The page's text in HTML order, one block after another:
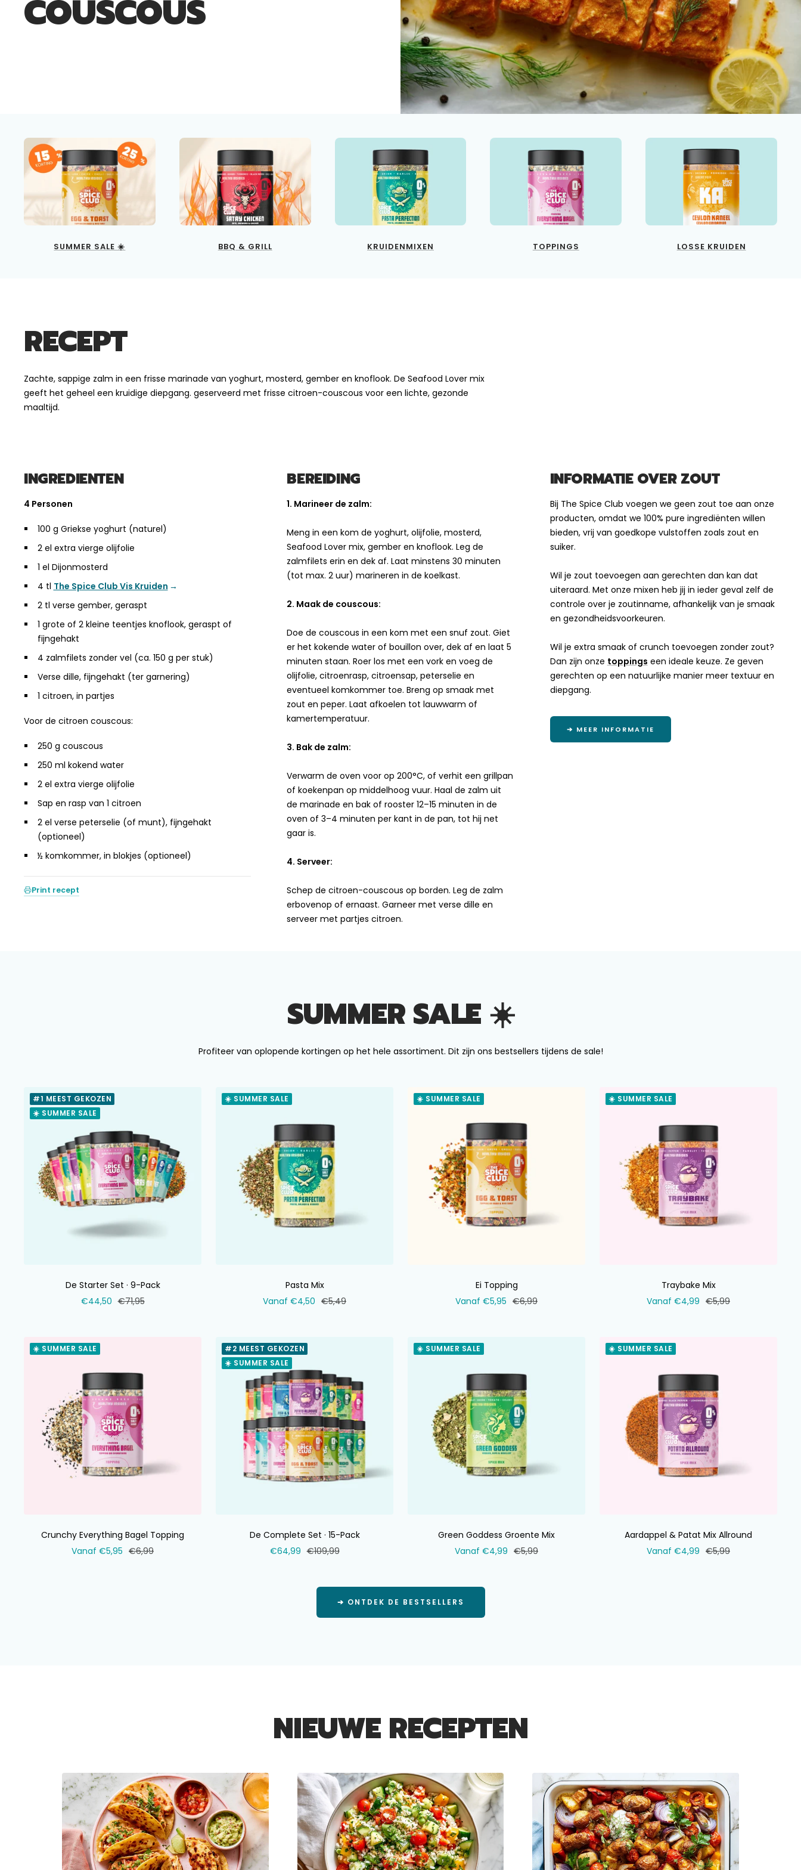
COUSCOUS
SUMMER SALE ☀️ BBQ & GRILL KRUIDENMIXEN TOPPINGS LOSSE KRUIDEN
RECEPT
Zachte, sappige zalm in een frisse marinade van yoghurt, mosterd, gember en knoflook. De Seafood Lover mix
geeft het geheel een kruidige diepgang. geserveerd met frisse citroen-couscous voor een lichte, gezonde
maaltijd.
INGREDIENTEN
4 Personen
100 g Griekse yoghurt (naturel)
2 el extra vierge olijfolie
1 el Dijonmosterd
4 tl The Spice Club Vis Kruiden
2 tl verse gember, geraspt
1 grote of 2 kleine teentjes knoflook, geraspt of
fijngehakt
4 zalmfilets zonder vel (ca. 150 g per stuk)
Verse dille, fijngehakt (ter garnering)
1 citroen, in partjes
Voor de citroen couscous:
250 g couscous
250 ml kokend water
2 el extra vierge olijfolie
Sap en rasp van 1 citroen
2 el verse peterselie (of munt), fijngehakt
(optioneel)
½ komkommer, in blokjes (optioneel)
Print recept
BEREIDING
1. Marineer de zalm:
Meng in een kom de yoghurt, olijfolie, mosterd,
Seafood Lover mix, gember en knoflook. Leg de
zalmfilets erin en dek af. Laat minstens 30 minuten
(tot max. 2 uur) marineren in de koelkast.
2. Maak de couscous:
Doe de couscous in een kom met een snuf zout. Giet
er het kokende water of bouillon over, dek af en laat 5
minuten staan. Roer los met een vork en voeg de
olijfolie, citroenrasp, citroensap, peterselie en
eventueel komkommer toe. Breng op smaak met
zout en peper. Laat afkoelen tot lauwwarm of
kamertemperatuur.
3. Bak de zalm:
Verwarm de oven voor op 200°C, of verhit een grillpan
of koekenpan op middelhoog vuur. Haal de zalm uit
de marinade en bak of rooster 12–15 minuten in de
oven of 3–4 minuten per kant in de pan, tot hij net
gaar is.
4. Serveer:
Schep de citroen-couscous op borden. Leg de zalm
erbovenop of ernaast. Garneer met verse dille en
serveer met partjes citroen.
INFORMATIE OVER ZOUT
Bij The Spice Club voegen we geen zout toe aan onze
producten, omdat we 100% pure ingrediënten willen
bieden, vrij van goedkope vulstoffen zoals zout en
suiker.
Wil je zout toevoegen aan gerechten dan kan dat
uiteraard. Met onze mixen heb jij in ieder geval zelf de
controle over je zoutinname, afhankelijk van je smaak
en gezondheidsvoorkeuren.
Wil je extra smaak of crunch toevoegen zonder zout?
Dan zijn onze toppings een ideale keuze. Ze geven
gerechten op een natuurlijke manier meer textuur en
diepgang.
➔ MEER INFORMATIE
SUMMER SALE ☀️
Profiteer van oplopende kortingen op het hele assortiment. Dit zijn ons bestsellers tijdens de sale!
#1 MEEST GEKOZEN
☀️ SUMMER SALE
De Starter Set · 9-Pack
Verkoopprijs
€44,50 Normale
€71,95
☀️ SUMMER SALE
Pasta Mix
Verkoopprijs
Vanaf €4,50 Normale
€5,49
☀️ SUMMER SALE
Ei Topping
Verkoopprijs
Vanaf €5,95 Normale
€6,99
☀️ SUMMER SALE
Traybake Mix
Verkoopprijs
Vanaf €4,99 Normale
€5,99
☀️ SUMMER SALE
Crunchy Everything Bagel Topping
Verkoopprijs
Vanaf €5,95 Normale
€6,99
#2 MEEST GEKOZEN
☀️ SUMMER SALE
De Complete Set · 15-Pack
Verkoopprijs
€64,99 Normale
€109,99
☀️ SUMMER SALE
Green Goddess Groente Mix
Verkoopprijs
Vanaf €4,99 Normale
€5,99
☀️ SUMMER SALE
Aardappel & Patat Mix Allround
Verkoopprijs
Vanaf €4,99 Normale
€5,99
➔ ONTDEK DE BESTSELLERS
NIEUWE RECEPTEN